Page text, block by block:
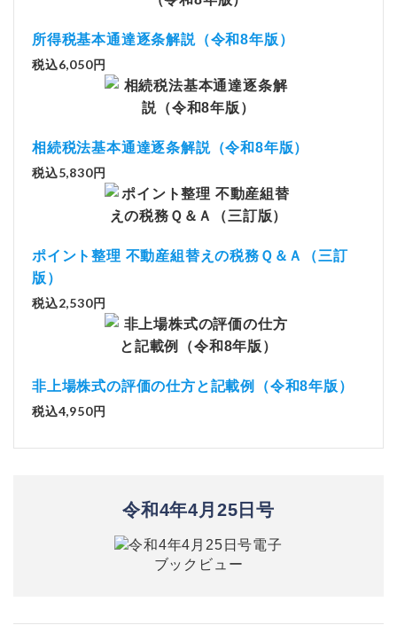
所得税基本通達逐条解説（令和8年版）
税込6,050円
相続税法基本通達逐条解説（令和8年版）
税込5,830円
ポイント整理 不動産組替えの税務Ｑ＆Ａ（三訂
版）
税込2,530円
非上場株式の評価の仕方と記載例（令和8年版）
税込4,950円
令和4年4月25日号